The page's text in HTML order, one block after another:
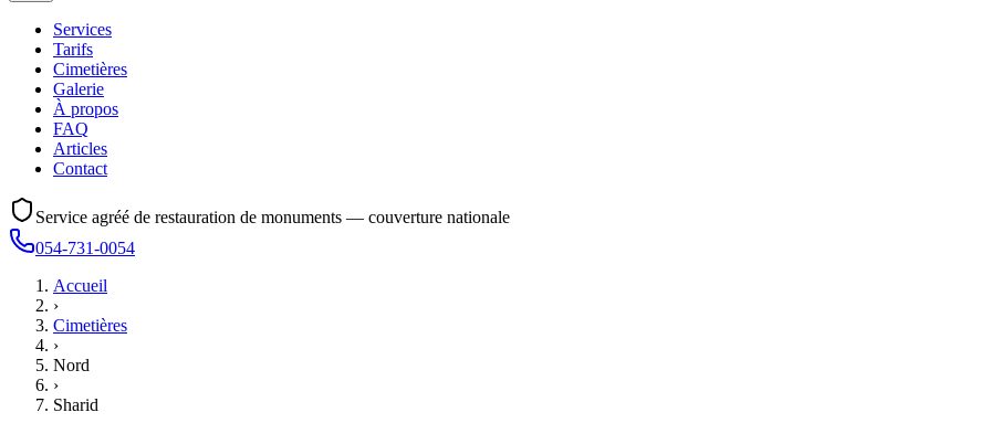
Services
Tarifs
Cimetières
Galerie
À propos
FAQ
Articles
Contact
Service agréé de restauration de monuments — couverture nationale
054-731-0054
Accueil
›
Cimetières
›
Nord
›
Sharid